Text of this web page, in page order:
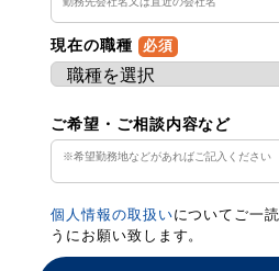
現在の職種 必須
ご希望・ご相談内容など
個人情報の取扱いについてご一
うにお願い致します。